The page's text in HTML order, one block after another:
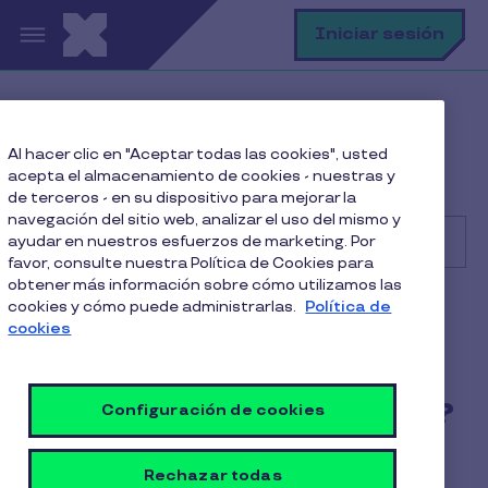
Pasar al contenido principal Iniciar sesión
Uso de la tarjeta y beneficios
¿Cómo puedo pagar en supermercados con Pluxee?
Buscar
Consumidor
¿Cómo puedo pagar en
supermercados con Pluxee?
2 Min de Lectura 22 Julio 2025
Al hacer clic en "Aceptar todas las cookies", usted
acepta el almacenamiento de cookies - nuestras y
de terceros - en su dispositivo para mejorar la
navegación del sitio web, analizar el uso del mismo y
ayudar en nuestros esfuerzos de marketing. Por
favor, consulte nuestra Política de Cookies para
obtener más información sobre cómo utilizamos las
cookies y cómo puede administrarlas. Política de
cookies
Configuración de cookies
Rechazar todas